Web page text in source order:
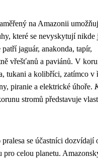
na Amazonii
které se nevyskytují nikde
jaguár, anakonda, tapír,
vřešťanů a paviánů. V
tukani a kolibříci, zatímco v
piranie a elektrické úhoře.
stromů představuje
se účastníci dozvídají
celou planetu.